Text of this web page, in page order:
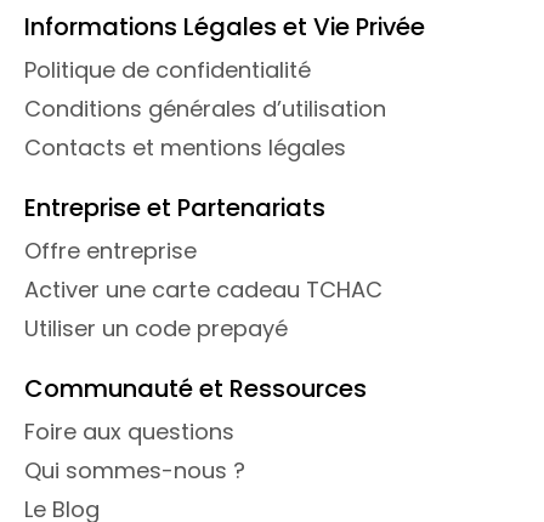
Informations Légales et Vie Privée
Politique de confidentialité
Conditions générales d’utilisation
Contacts et mentions légales
Entreprise et Partenariats
Offre entreprise
Activer une carte cadeau TCHAC
Utiliser un code prepayé
Communauté et Ressources
Foire aux questions
Qui sommes-nous ?
Le Blog